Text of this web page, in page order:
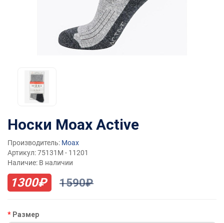
Носки Moax Active
Производитель: Moax
Артикул: 75131M - 11201
Наличие: В наличии
1300₽ 1590₽
Размер